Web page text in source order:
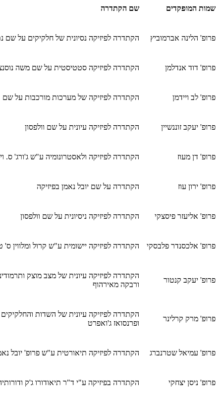
שמות המופקדים שם הקתדרה
פרופ' הלינה אברמוביץ הקתדרה לפיזיקה נסיונית של חלקיקים על שם
פרופ' דוד אנדלמן הקתדרה לפיזיקה סטטיסטית על שם משה
פרופ' לב ויידמן הקתדרה לפיזיקה של מערכות מורכבות על שם
פרופ' יעקב זוננשיין הקתדרה לפיזיקה עיונית על שם וולפסון
פרופ' דן מעוז הקתדרה לפיזיקה ולאסטרונומיה ע"ש ג'ורג' ס.
פרופ' ירון עוז הקתדרה על שם יובל נאמן בפיזיקה
פרופ' אליעזר פיסצקי הקתדרה לפיזיקה ניסיונית על שם וולפסון
פרופ' אלכסנדר פלבסקי הקתדרה לפיזיקה יישומית ע"ש קרול ומלווין ס'
פרופ' יעקב קנטור
הקתדרה לפיזיקה עיונית של מצב מוצק
ורבקה מאירהוף
פרופ' מרק קרלינר
הקתדרה לפיזיקה עיונית של השדות
ופרנסואז ג'ואפרט
פרופ' עמיאל שטרנברג הקתדרה לפיזיקה תיאורטית ע"ש פרופ' יובל
פרופ' ניסן יצחקי הקתדרה בפיזיקה ע"י ד"ר תיאודורו ג'ק